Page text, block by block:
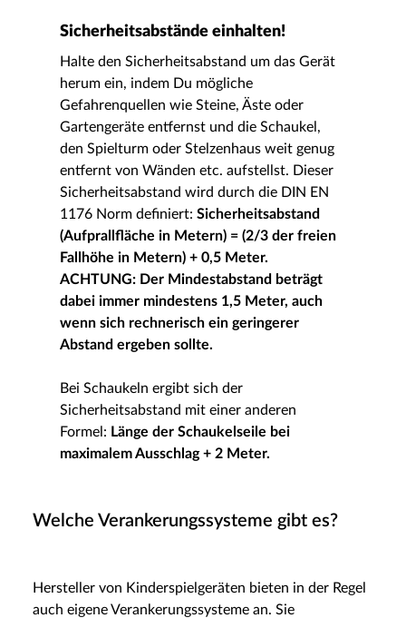
Sicherheitsabstände einhalten!
Halte den Sicherheitsabstand um das Gerät
herum ein, indem Du mögliche
Gefahrenquellen wie Steine, Äste oder
Gartengeräte entfernst und die Schaukel,
den Spielturm oder Stelzenhaus weit genug
entfernt von Wänden etc. aufstellst. Dieser
Sicherheitsabstand wird durch die DIN EN
1176 Norm definiert: Sicherheitsabstand
(Aufprallfläche in Metern) = (2/3 der freien
Fallhöhe in Metern) + 0,5 Meter.
ACHTUNG: Der Mindestabstand beträgt
dabei immer mindestens 1,5 Meter, auch
wenn sich rechnerisch ein geringerer
Abstand ergeben sollte.
Bei Schaukeln ergibt sich der
Sicherheitsabstand mit einer anderen
Formel: Länge der Schaukelseile bei
maximalem Ausschlag + 2 Meter.
Welche Verankerungssysteme gibt es?
Hersteller von Kinderspielgeräten bieten in der Regel
auch eigene Verankerungssysteme an. Sie